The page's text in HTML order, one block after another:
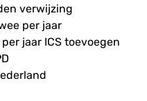
verwijzing
per jaar
jaar ICS toevoegen